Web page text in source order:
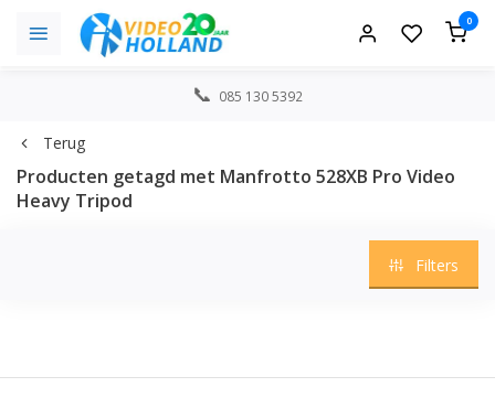
0
085 130 5392
Terug
Producten getagd met Manfrotto 528XB Pro Video
Heavy Tripod
Filters